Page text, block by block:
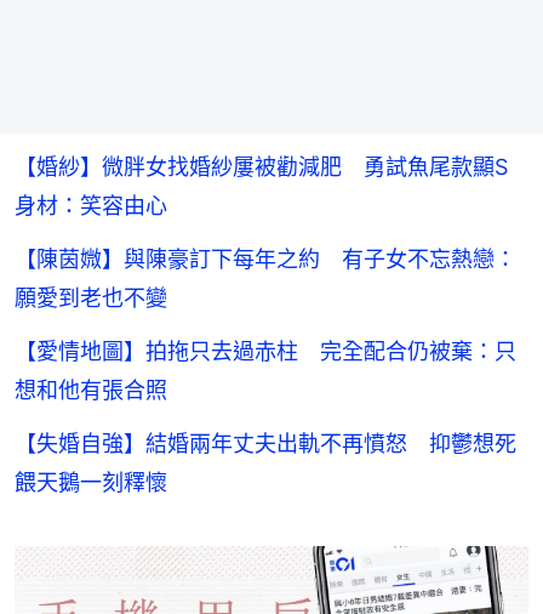
【婚紗】微胖女找婚紗屢被勸減肥 勇試魚尾款顯S
身材：笑容由心
【陳茵媺】與陳豪訂下每年之約 有子女不忘熱戀：
願愛到老也不變
【愛情地圖】拍拖只去過赤柱 完全配合仍被棄：只
想和他有張合照
【失婚自強】結婚兩年丈夫出軌不再憤怒 抑鬱想死
餵天鵝一刻釋懷